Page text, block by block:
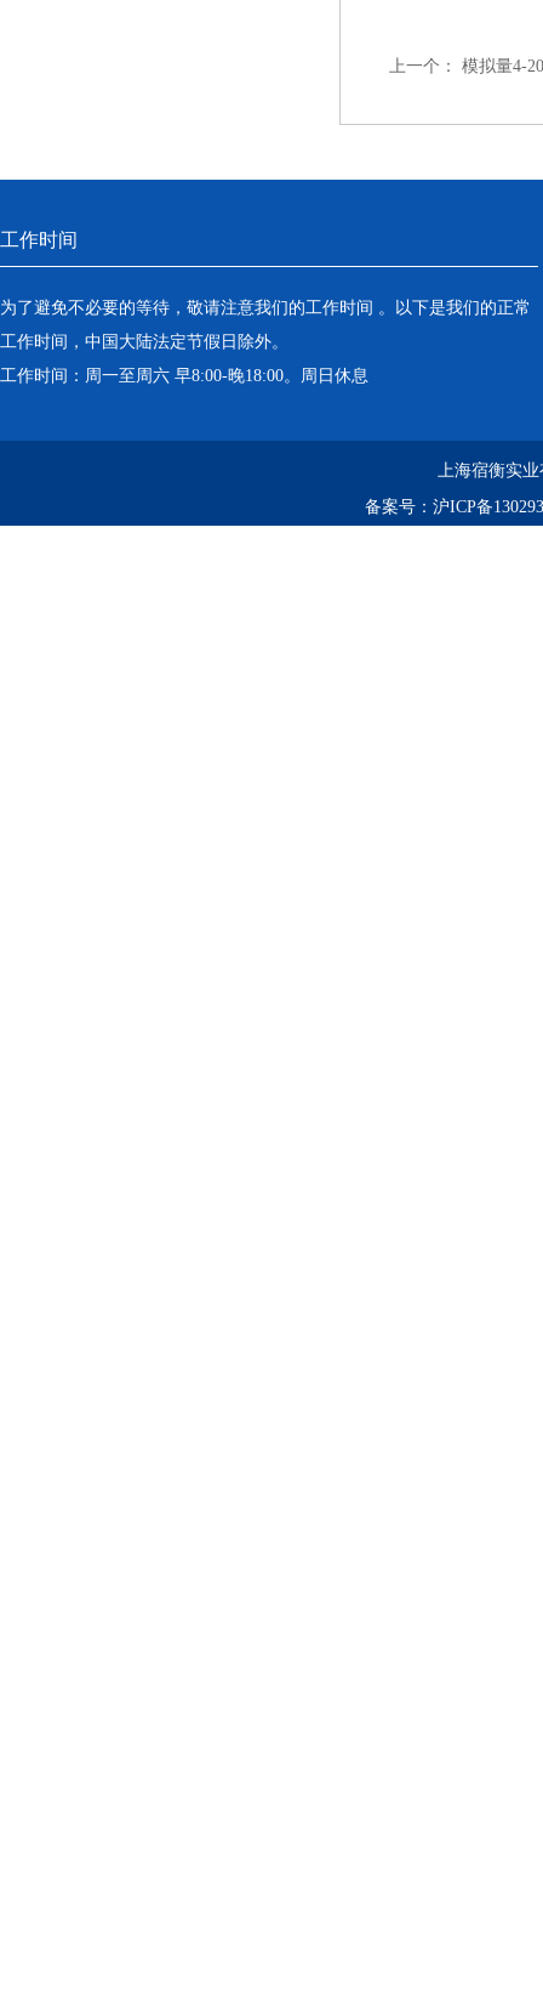
上一个： 模拟量4-
工作时间
为了避免不必要的等待，敬请注意我们的工作时间 。以下是我们的正常
工作时间，中国大陆法定节假日除外。
工作时间：周一至周六 早8:00-晚18:00。周日休息
上海宿衡实
备案号： 沪ICP备